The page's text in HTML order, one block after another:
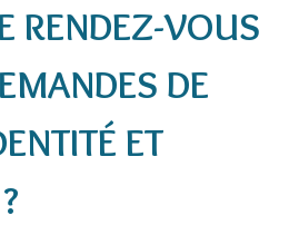
RENDEZ-VOUS
DE
ET